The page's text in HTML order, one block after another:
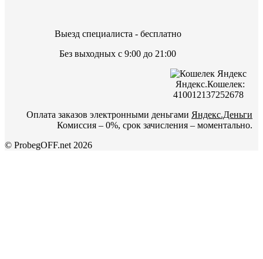
Выезд специалиста - бесплатно
Без выходных с 9:00 до 21:00
Яндекс.Кошелек:
410012137252678
Оплата заказов электронными деньгами Яндекс.Деньги
Комиссия – 0%, срок зачисления – моментально.
© ProbegOFF.net 2026